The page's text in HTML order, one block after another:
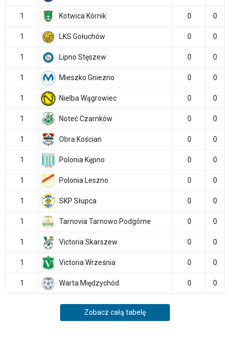
1 Kotwica Kórnik 0 0
1 LKS Gołuchów 0 0
1 Lipno Stęszew 0 0
1 Mieszko Gniezno 0 0
1 Nielba Wągrowiec 0 0
1 Noteć Czarnków 0 0
1 Obra Kościan 0 0
1 Polonia Kępno 0 0
1 Polonia Leszno 0 0
1 SKP Słupca 0 0
1 Tarnovia Tarnowo Podgórne 0 0
1 Victoria Skarszew 0 0
1 Victoria Września 0 0
1 Warta Międzychód 0 0
Zobacz całą tabelę